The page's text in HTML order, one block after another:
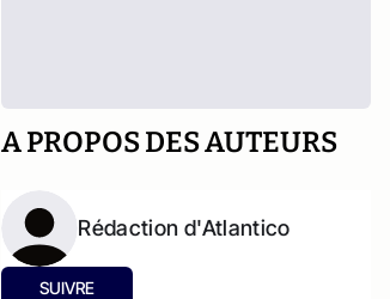
A PROPOS DES AUTEURS
Rédaction d'Atlantico
SUIVRE